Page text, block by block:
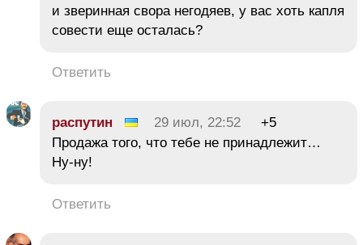
и зверинная свора негодяев, у вас хоть капля
совести еще осталась?
Ответить
распутин 29 июл, 22:52
+5
Продажа того, что тебе не принадлежит…
Ну-ну!
Ответить